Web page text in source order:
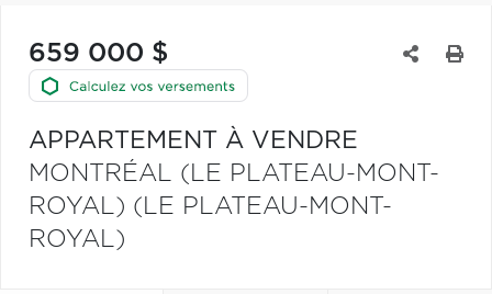
659 000 $
APPARTEMENT À VENDRE
MONTRÉAL (LE PLATEAU-MONT-
ROYAL) (LE PLATEAU-MONT-
ROYAL)